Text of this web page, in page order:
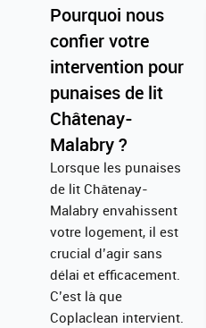
Pourquoi nous
confier votre
intervention pour
punaises de lit
Châtenay-
Malabry ?
Lorsque les punaises
de lit Châtenay-
Malabry envahissent
votre logement, il est
crucial d’agir sans
délai et efficacement.
C’est là que
Coplaclean intervient.